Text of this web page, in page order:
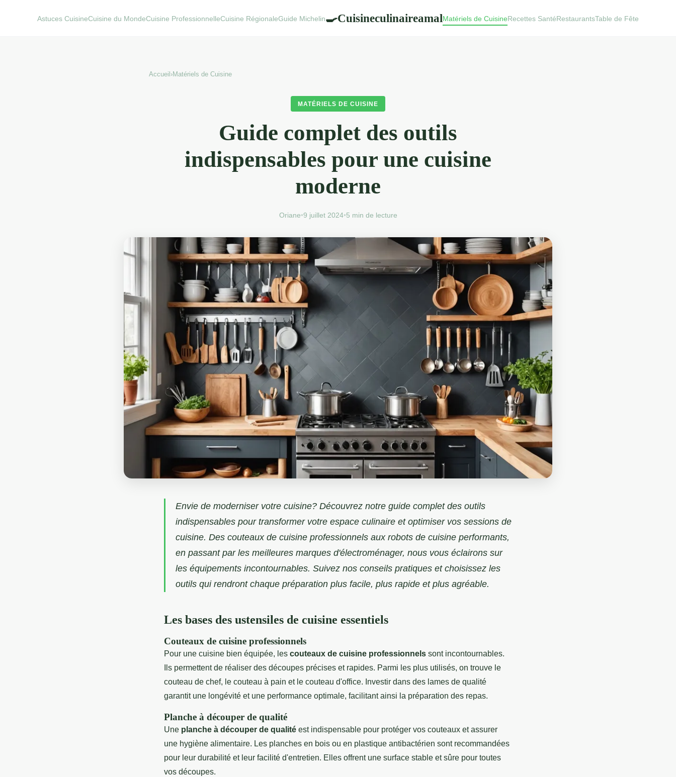
Astuces CuisineCuisine du MondeCuisine ProfessionnelleCuisine RégionaleGuide Michelin🍳CuisineculinaireamalMatériels de CuisineRecettes SantéRestaurantsTable de Fête
Accueil ›Matériels de Cuisine
MATÉRIELS DE CUISINE
Guide complet des outils
indispensables pour une cuisine
moderne
Oriane•9 juillet 2024•5 min de lecture
Envie de moderniser votre cuisine? Découvrez notre guide complet des outils
indispensables pour transformer votre espace culinaire et optimiser vos sessions de
cuisine. Des couteaux de cuisine professionnels aux robots de cuisine performants,
en passant par les meilleures marques d'électroménager, nous vous éclairons sur
les équipements incontournables. Suivez nos conseils pratiques et choisissez les
outils qui rendront chaque préparation plus facile, plus rapide et plus agréable.
Les bases des ustensiles de cuisine essentiels
Couteaux de cuisine professionnels
Pour une cuisine bien équipée, les couteaux de cuisine professionnels sont incontournables.
Ils permettent de réaliser des découpes précises et rapides. Parmi les plus utilisés, on trouve le
couteau de chef, le couteau à pain et le couteau d'office. Investir dans des lames de qualité
garantit une longévité et une performance optimale, facilitant ainsi la préparation des repas.
Planche à découper de qualité
Une planche à découper de qualité est indispensable pour protéger vos couteaux et assurer
une hygiène alimentaire. Les planches en bois ou en plastique antibactérien sont recommandées
pour leur durabilité et leur facilité d'entretien. Elles offrent une surface stable et sûre pour toutes
vos découpes.